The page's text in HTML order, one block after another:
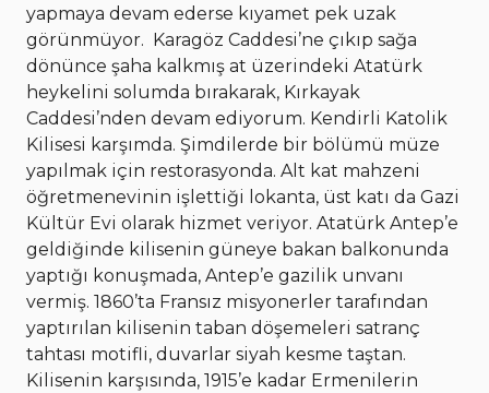
yapmaya devam ederse kıyamet pek uzak
görünmüyor.
Karagöz Caddesi’ne çıkıp sağa
dönünce şaha kalkmış at üzerindeki Atatürk
heykelini solumda bırakarak, Kırkayak
Caddesi’nden devam ediyorum. Kendirli Katolik
Kilisesi karşımda. Şimdilerde bir bölümü müze
yapılmak için restorasyonda. Alt kat mahzeni
öğretmenevinin işlettiği lokanta, üst katı da Gazi
Kültür Evi olarak hizmet veriyor. Atatürk Antep’e
geldiğinde kilisenin güneye bakan balkonunda
yaptığı konuşmada, Antep’e gazilik unvanı
vermiş. 1860’ta Fransız misyonerler tarafından
yaptırılan kilisenin taban döşemeleri satranç
tahtası motifli, duvarlar siyah kesme taştan.
Kilisenin karşısında, 1915’e kadar Ermenilerin